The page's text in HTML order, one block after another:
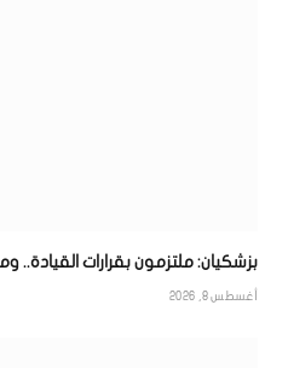
بزشكيان: ملتزمون بقرارات القيادة..
أغسطس 8, 2026